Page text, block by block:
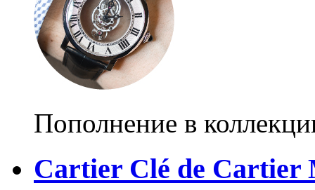
Пополнение в
Cartier Clé de Cartier